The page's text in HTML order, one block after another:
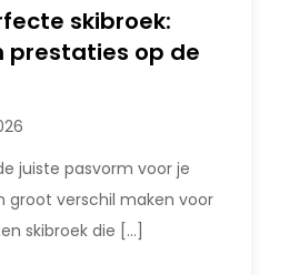
skibroek:
prestaties op de
juiste pasvorm voor je
groot verschil maken voor
skibroek die […]